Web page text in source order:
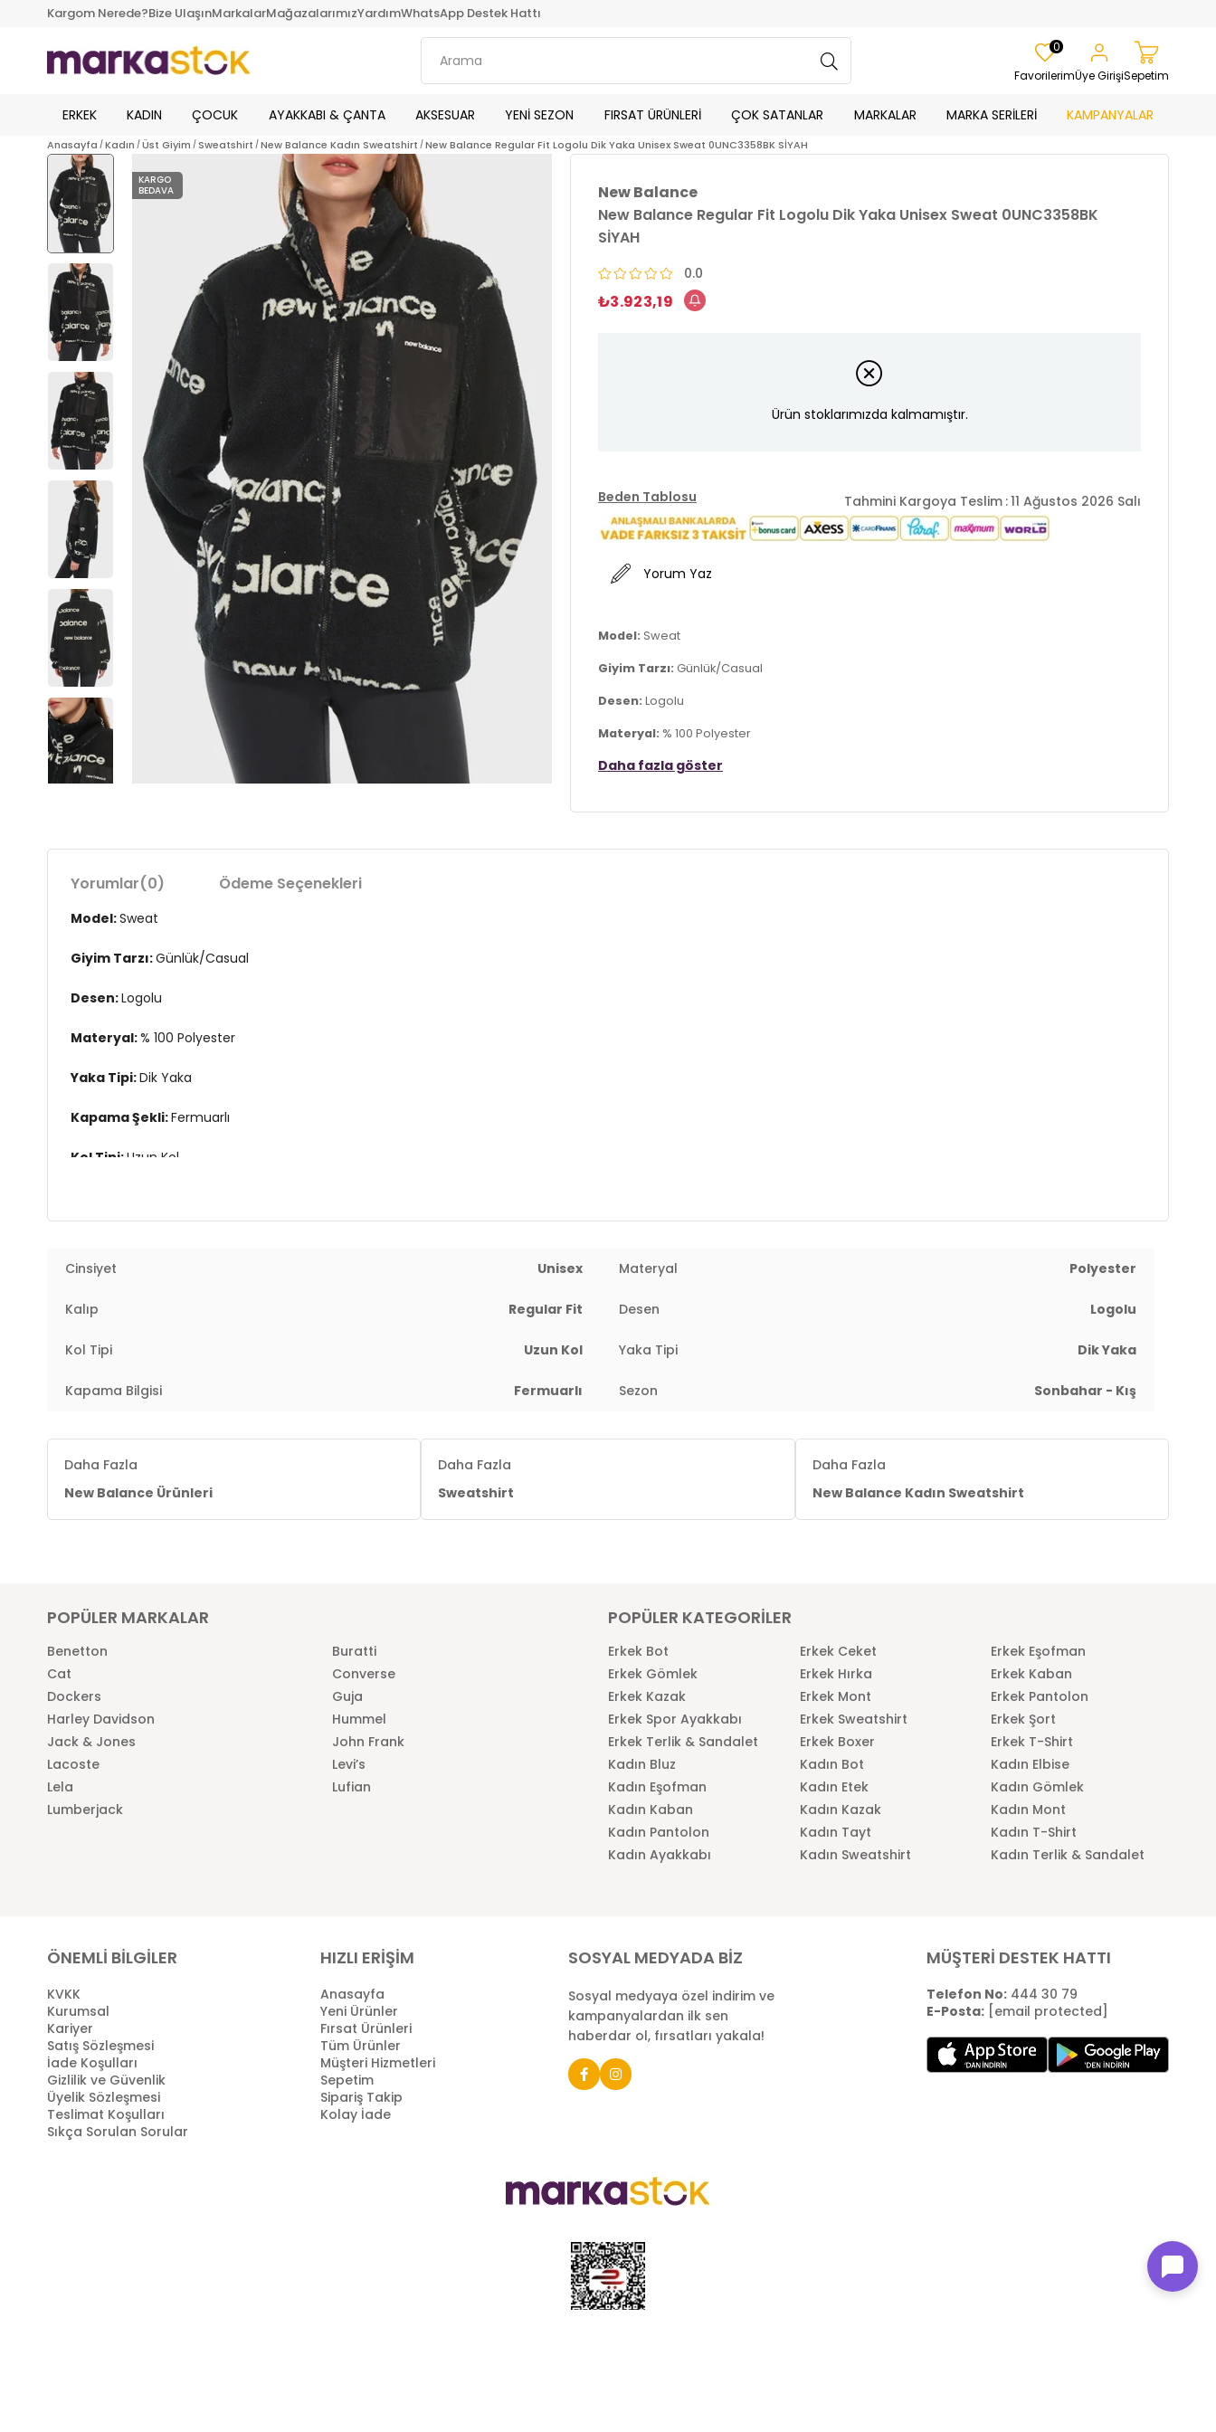
Kargom Nerede?Bize UlaşınMarkalarMağazalarımızYardımWhatsApp Destek Hattı
Favorilerim
0
Üye GirişiSepetim
ERKEK KADIN ÇOCUK AYAKKABI & ÇANTA AKSESUAR YENİ SEZON FIRSAT ÜRÜNLERİ ÇOK SATANLAR MARKALAR MARKA SERİLERİ KAMPANYALAR
Anasayfa Kadın Üst Giyim Sweatshirt New Balance Kadın Sweatshirt New Balance Regular Fit Logolu Dik Yaka Unisex Sweat 0UNC3358BK SİYAH
KARGO
BEDAVA
New Balance
New Balance Regular Fit Logolu Dik Yaka Unisex Sweat 0UNC3358BK
SİYAH
0.0
₺3.923,19
Ürün stoklarımızda kalmamıştır.
Beden Tablosu Tahmini Kargoya Teslim :11 Ağustos 2026 Salı
Yorum Yaz
Model: Sweat
Giyim Tarzı: Günlük/Casual
Desen: Logolu
Materyal: % 100 Polyester
Yaka Tipi:Dik Yaka
Daha fazla göster
Yorumlar(0) Ödeme Seçenekleri
Model:Sweat
Giyim Tarzı:Günlük/Casual
Desen:Logolu
Materyal:% 100 Polyester
Yaka Tipi:Dik Yaka
Kapama Şekli:Fermuarlı
Kol Tipi:Uzun Kol
Boy:Standart
Kalıp Bilgisi:
Yaş Grubu:
Menşei: Türkiye
Cinsiyet Unisex Materyal Polyester
Kalıp Regular Fit Desen Logolu
Kol Tipi Uzun Kol Yaka Tipi Dik Yaka
Kapama Bilgisi Fermuarlı Sezon Sonbahar - Kış
Daha Fazla
New Balance Ürünleri
Daha Fazla
Sweatshirt
Daha Fazla
New Balance Kadın Sweatshirt
POPÜLER MARKALAR
Benetton
Buratti
Cat
Converse
Dockers
Guja
Harley Davidson
Hummel
Jack & Jones
John Frank
Lacoste
Levi’s
Lela
Lufian
Lumberjack
POPÜLER KATEGORİLER
Erkek Bot Erkek Ceket
Erkek Eşofman
Erkek Gömlek
Erkek Hırka
Erkek Kaban
Erkek Kazak
Erkek Mont
Erkek Pantolon
Erkek Spor Ayakkabı
Erkek Sweatshirt
Erkek Şort
Erkek Terlik & Sandalet
Erkek Boxer
Erkek T-Shirt
Kadın Bluz
Kadın Bot
Kadın Elbise
Kadın Eşofman
Kadın Etek
Kadın Gömlek
Kadın Kaban
Kadın Kazak
Kadın Mont
Kadın Pantolon
Kadın Tayt
Kadın T-Shirt
Kadın Ayakkabı
Kadın Sweatshirt Kadın Terlik & Sandalet
ÖNEMLİ BİLGİLER
KVKK
Kurumsal
Kariyer
Satış Sözleşmesi
İade Koşulları
Gizlilik ve Güvenlik
Üyelik Sözleşmesi
Teslimat Koşulları
Sıkça Sorulan Sorular
HIZLI ERİŞİM
Anasayfa
Yeni Ürünler
Fırsat Ürünleri
Tüm Ürünler
Müşteri Hizmetleri
Sepetim
Sipariş Takip
Kolay İade
SOSYAL MEDYADA BİZ
Sosyal medyaya özel indirim ve
kampanyalardan ilk sen
haberdar ol, fırsatları yakala!
MÜŞTERİ DESTEK HATTI
Telefon No:444 30 79
E-Posta:
[email protected]